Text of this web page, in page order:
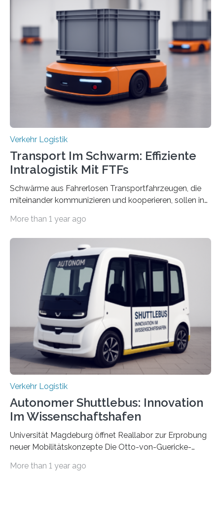
an der Achse Kettenhofweg/Robert-Mayer-Straße
durch. Wie diese angenommen werden und was sie
bewirken, haben Forscher*innen der Frankfurt University
of Applied Sciences (Frankfurt UAS) untersucht und
ziehen insgesamt eine positive Bilanz. Gemeinsam mit
Vertreter*innen der Stadt Frankfurt stellten sie am 15.
Mai 2025…
Verkehr Logistik
Transport Im Schwarm: Effiziente
Intralogistik Mit FTFs
Schwärme aus Fahrerlosen Transportfahrzeugen, die
miteinander kommunizieren und kooperieren, sollen in
An dieser innovativen Idee arbeiten Forschende aus
das Fraunhofer Institut für Integrierte Schaltungen IIS
die kommunikationstechnische Umsetzung erforscht,
untersucht das IPH – Institut für Integrierte Produktion
Hannover gGmbH anhand von
Materialflusssimulationen, ob die dezentrale Steuerung
effizienter ist als die zentrale Steuerung. Dafür sucht
das IPH noch Unternehmen, die Interesse daran haben,
am realen Beispiel ihrer Fabrik…
More than 1 year ago
Verkehr Logistik
Autonomer Shuttlebus: Innovation
Im Wissenschaftshafen
Universität Magdeburg öffnet Reallabor zur Erprobung
neuer Mobilitätskonzepte Die Otto-von-Guericke-
Erforschung neuer Mobilitätskonzepte für Sachsen-
More than 1 year ago